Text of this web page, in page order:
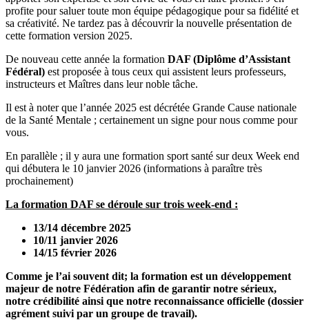
profite pour saluer toute mon équipe pédagogique pour sa fidélité et
sa créativité. Ne tardez pas à découvrir la nouvelle présentation de
cette formation version 2025.
De nouveau cette année la formation DAF (Diplôme d’Assistant
Fédéral) est proposée à tous ceux qui assistent leurs professeurs,
instructeurs et Maîtres dans leur noble tâche.
Il est à noter que l’année 2025 est décrétée Grande Cause nationale
de la Santé Mentale ; certainement un signe pour nous comme pour
vous.
En parallèle ; il y aura une formation sport santé sur deux Week end
qui débutera le 10 janvier 2026 (informations à paraître très
prochainement)
La formation DAF se déroule sur trois week-end :
13/14 décembre 2025
10/11 janvier 2026
14/15 février 2026
Comme je l’ai souvent dit; la formation est un développement
majeur de notre Fédération afin de garantir notre sérieux,
notre crédibilité ainsi que notre reconnaissance officielle (dossier
agrément suivi par un groupe de travail).